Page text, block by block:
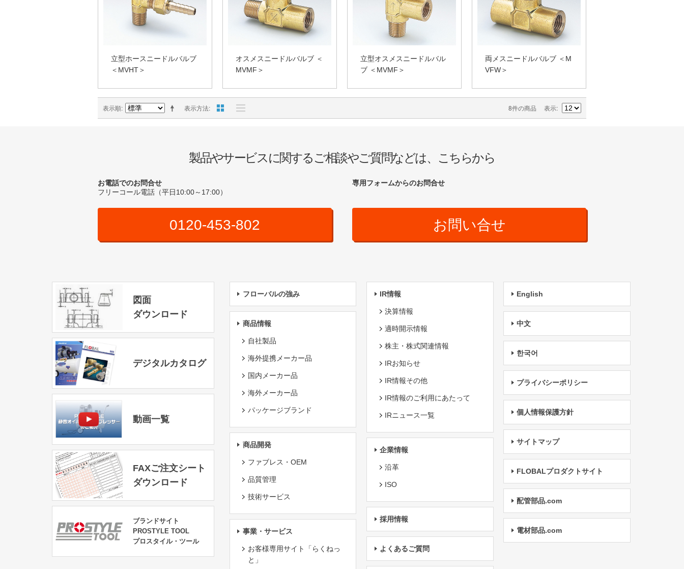
立型ホースニードルバルブ
＜MVHT＞
オスメスニードルバルブ ＜
MVMF＞
立型オスメスニードルバル
ブ ＜MVMF＞
両メスニードルバルブ ＜M
VFW＞
表示方法
表示順 8件の商品 表示
製品やサービスに関するご相談やご質問などは、こちらから
お電話でのお問合せ
フリーコール電話（平日10:00～17:00）
0120-453-802
専用フォームからのお問合せ
お問い合せ
図面
ダウンロード
デジタルカタログ
動画一覧
FAXご注文シート
ダウンロード
ブランドサイト
PROSTYLE TOOL
プロスタイル・ツール
フローバルの強み
商品情報
自社製品
海外提携メーカー品
国内メーカー品
海外メーカー品
パッケージブランド
商品開発
ファブレス・OEM
品質管理
技術サービス
事業・サービス
お客様専用サイト「らくねっ
と」
IR情報
決算情報
適時開示情報
株主・株式関連情報
IRお知らせ
IR情報その他
IR情報のご利用にあたって
IRニュース一覧
企業情報
沿革
ISO
採用情報
よくあるご質問
English
中文
한국어
プライバシーポリシー
個人情報保護方針
サイトマップ
FLOBALプロダクトサイト
配管部品.com
電材部品.com